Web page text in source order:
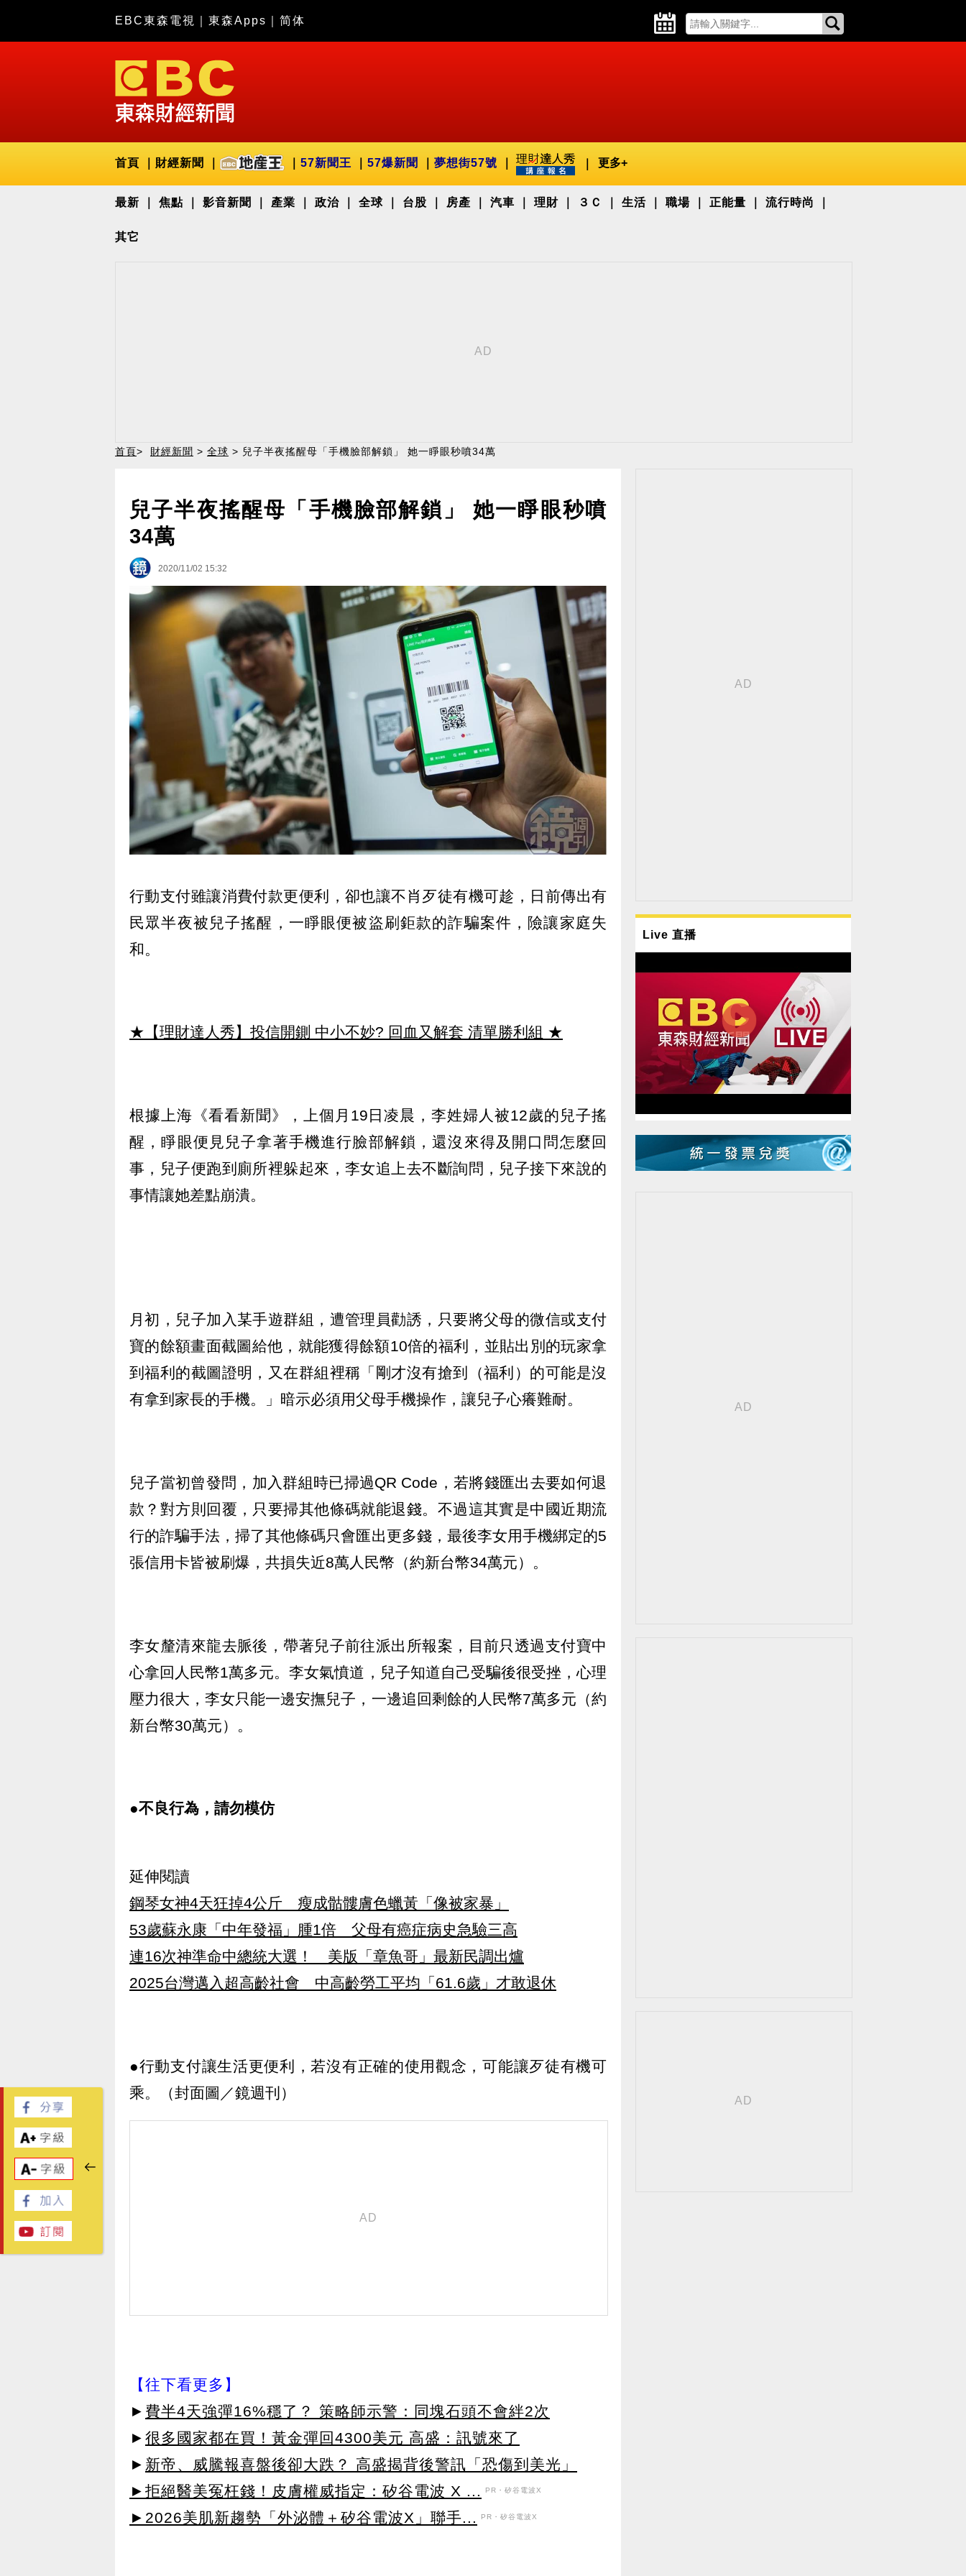
EBC東森電視 東森Apps 简体
首頁 財經新聞 57新聞王 57爆新聞 夢想街57號 更多+
最新 焦點 影音新聞 產業 政治 全球 台股 房產 汽車 理財 ３Ｃ 生活 職場 正能量 流行時尚
其它
首頁> 財經新聞 > 全球 > 兒子半夜搖醒母「手機臉部解鎖」 她一睜眼秒噴34萬
兒子半夜搖醒母「手機臉部解鎖」 她一睜眼秒噴
34萬
2020/11/02 15:32
行動支付雖讓消費付款更便利，卻也讓不肖歹徒有機可趁，日前傳出有
民眾半夜被兒子搖醒，一睜眼便被盜刷鉅款的詐騙案件，險讓家庭失
和。
★【理財達人秀】投信開鍘 中小不妙? 回血又解套 清單勝利組 ★
根據上海《看看新聞》，上個月19日凌晨，李姓婦人被12歲的兒子搖
醒，睜眼便見兒子拿著手機進行臉部解鎖，還沒來得及開口問怎麼回
事，兒子便跑到廁所裡躲起來，李女追上去不斷詢問，兒子接下來說的
事情讓她差點崩潰。
月初，兒子加入某手遊群組，遭管理員勸誘，只要將父母的微信或支付
寶的餘額畫面截圖給他，就能獲得餘額10倍的福利，並貼出別的玩家拿
到福利的截圖證明，又在群組裡稱「剛才沒有搶到（福利）的可能是沒
有拿到家長的手機。」暗示必須用父母手機操作，讓兒子心癢難耐。
兒子當初曾發問，加入群組時已掃過QR Code，若將錢匯出去要如何退
款？對方則回覆，只要掃其他條碼就能退錢。不過這其實是中國近期流
行的詐騙手法，掃了其他條碼只會匯出更多錢，最後李女用手機綁定的5
張信用卡皆被刷爆，共損失近8萬人民幣（約新台幣34萬元）。
李女釐清來龍去脈後，帶著兒子前往派出所報案，目前只透過支付寶中
心拿回人民幣1萬多元。李女氣憤道，兒子知道自己受騙後很受挫，心理
壓力很大，李女只能一邊安撫兒子，一邊追回剩餘的人民幣7萬多元（約
新台幣30萬元）。
●不良行為，請勿模仿
延伸閱讀
鋼琴女神4天狂掉4公斤 瘦成骷髏膚色蠟黃「像被家暴」
53歲蘇永康「中年發福」腫1倍 父母有癌症病史急驗三高
連16次神準命中總統大選！ 美版「章魚哥」最新民調出爐
2025台灣邁入超高齡社會 中高齡勞工平均「61.6歲」才敢退休
●行動支付讓生活更便利，若沒有正確的使用觀念，可能讓歹徒有機可
乘。（封面圖／鏡週刊）
【往下看更多】
► 費半4天強彈16%穩了？ 策略師示警：同塊石頭不會絆2次
► 很多國家都在買！黃金彈回4300美元 高盛：訊號來了
► 新帝、威騰報喜盤後卻大跌？ 高盛揭背後警訊「恐傷到美光」
►拒絕醫美冤枉錢！皮膚權威指定：矽谷電波 X ...
PR・矽谷電波X
►2026美肌新趨勢「外泌體＋矽谷電波X」聯手... PR・矽谷電波X
Live 直播